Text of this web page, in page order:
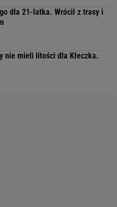
dla 21-latka. Wrócił z trasy i
nie mieli litości dla Kłeczka.